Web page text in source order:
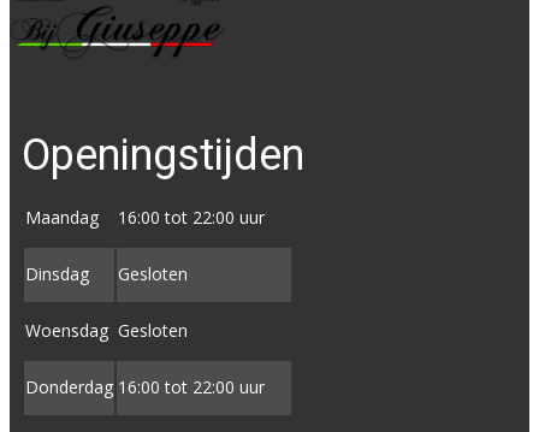
Openingstijden
Maandag 16:00 tot 22:00 uur
Dinsdag Gesloten
Woensdag Gesloten
Donderdag 16:00 tot ​22:00 uur